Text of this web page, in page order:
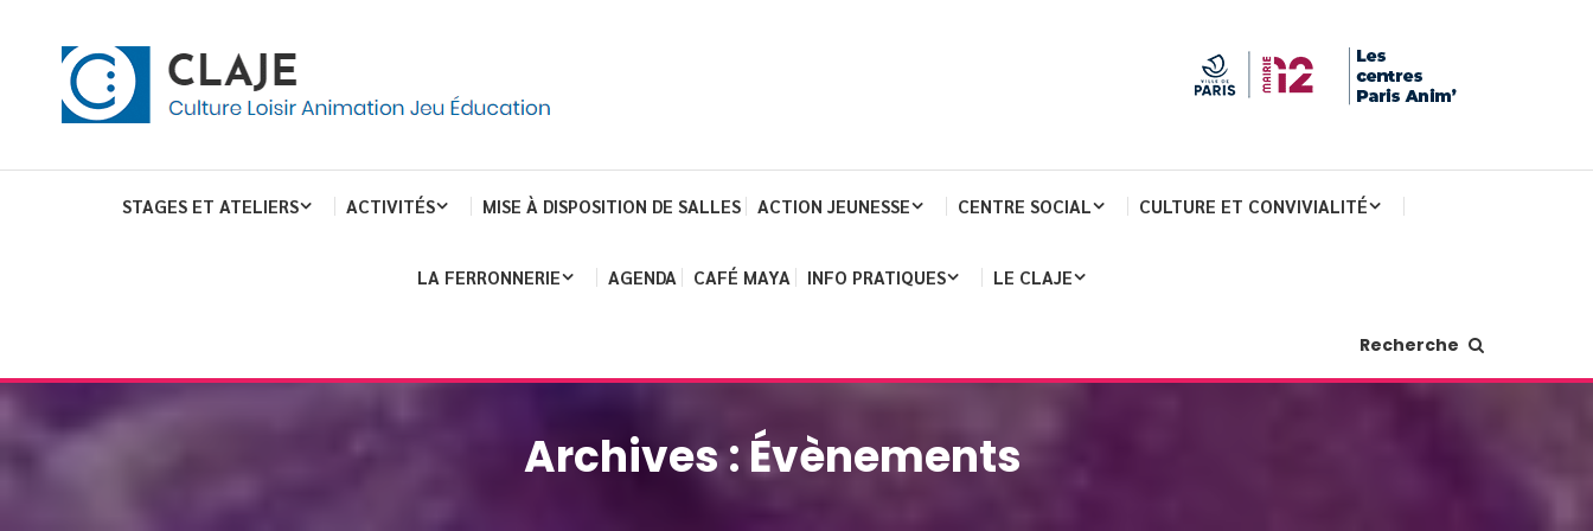
Claje
STAGES ET ATELIERS ACTIVITÉS MISE À DISPOSITION DE SALLES ACTION JEUNESSE CENTRE SOCIAL CULTURE ET CONVIVIALITÉ
LA FERRONNERIE AGENDA CAFÉ MAYA INFO PRATIQUES LE CLAJE
Recherche
Archives : Évènements